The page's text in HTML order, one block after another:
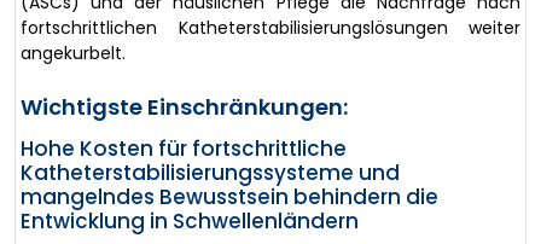
fortschrittlichen Katheterstabilisierungslösungen weiter
angekurbelt.
Wichtigste Einschränkungen:
Hohe Kosten für fortschrittliche
Katheterstabilisierungssysteme und
mangelndes Bewusstsein behindern die
Entwicklung in Schwellenländern